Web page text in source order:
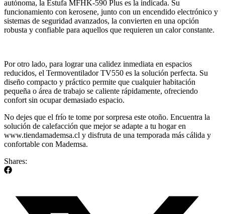
autónoma, la Estufa MFHK-590 Plus es la indicada. Su
funcionamiento con kerosene, junto con un encendido electrónico y
sistemas de seguridad avanzados, la convierten en una opción
robusta y confiable para aquellos que requieren un calor constante.
Por otro lado, para lograr una calidez inmediata en espacios
reducidos, el Termoventilador TV550 es la solución perfecta. Su
diseño compacto y práctico permite que cualquier habitación
pequeña o área de trabajo se caliente rápidamente, ofreciendo
confort sin ocupar demasiado espacio.
No dejes que el frío te tome por sorpresa este otoño. Encuentra la
solución de calefacción que mejor se adapte a tu hogar en
www.tiendamademsa.cl y disfruta de una temporada más cálida y
confortable con Mademsa.
Shares: